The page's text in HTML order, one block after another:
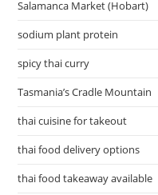
Salamanca Market (Hobart)
sodium plant protein
spicy thai curry
Tasmania’s Cradle Mountain
thai cuisine for takeout
thai food delivery options
thai food takeaway available